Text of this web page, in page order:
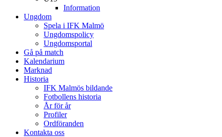
Information
Ungdom
Spela i IFK Malmö
Ungdomspolicy
Ungdomsportal
Gå på match
Kalendarium
Marknad
Historia
IFK Malmös bildande
Fotbollens historia
År för år
Profiler
Ordföranden
Kontakta oss